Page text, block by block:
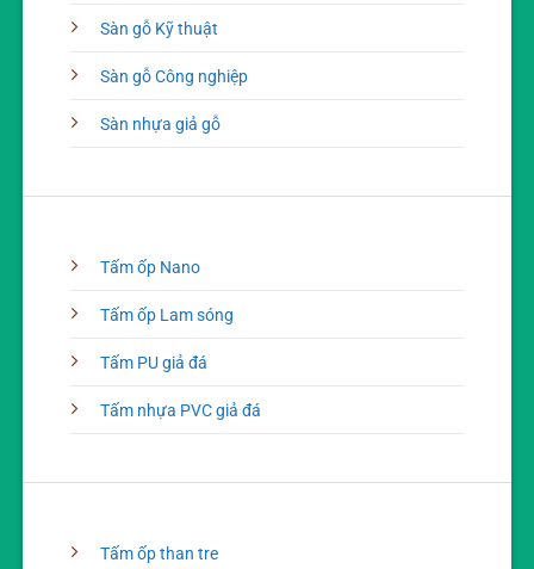
Sàn gỗ Kỹ thuật
Sàn gỗ Công nghiệp
Sàn nhựa giả gỗ
Tấm ốp Nano
Tấm ốp Lam sóng
Tấm PU giả đá
Tấm nhựa PVC giả đá
Tấm ốp than tre